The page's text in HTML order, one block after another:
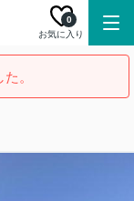
お気に入り
0
。